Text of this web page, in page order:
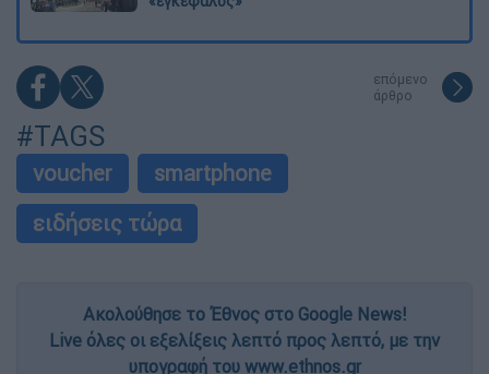
επόμενο
άρθρο
#TAGS
voucher
smartphone
ειδήσεις τώρα
Ακολούθησε το Έθνος στο Google News!
Live όλες οι εξελίξεις λεπτό προς λεπτό, με την
υπογραφή του www.ethnos.gr